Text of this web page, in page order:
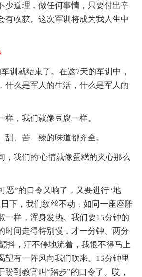
少道理，做任何事情，只要付出辛
有收获。这次军训将成为我人生中
就结束了。在这7天的军训中，
什么是军人的生活，什么是军人的
，我们就像豆腐一样。
、苦、辣的味道都齐全。
我们的'心情就像蛋糕的夹心那么
”的口令又响了，又要进行“地
下，我们纹丝不动，如同一座座雕
一样，浑身发热。我们要15分钟的
时间走得特别慢，才一分钟、两分
抖，汗不停地流着，我恨不得马上
望有一阵风向我们吹来。15分钟里
盼到教官叫“踏步”的口令了。哎，